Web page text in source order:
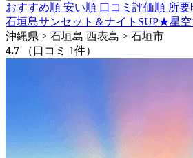
おすすめ順 安い順 口コミ評価順 所
石垣島サンセット＆ナイトSUP★星
沖縄県 > 石垣島 西表島 > 石垣市
4.7
（口コミ 1件）